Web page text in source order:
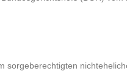
sorgeberechtigten